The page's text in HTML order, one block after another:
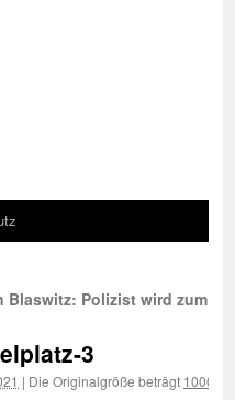
Blaswitz: Polizist wird zum
3
| Die Originalgröße beträgt 1000 ×